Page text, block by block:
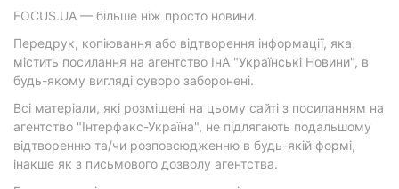
FOCUS.UA — більше ніж просто новини.
Передрук, копіювання або відтворення інформації, яка
містить посилання на агентство ІнА "Українські Новини", в
будь-якому вигляді суворо заборонені.
Всі матеріали, які розміщені на цьому сайті з посиланням на
агентство "Інтерфакс-Україна", не підлягають подальшому
відтворенню та/чи розповсюдженню в будь-якій формі,
інакше як з письмового дозволу агентства.